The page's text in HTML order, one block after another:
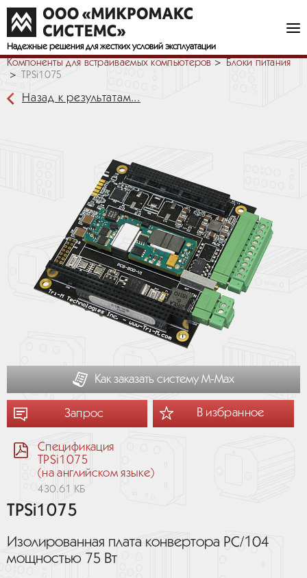
Надежные решения для жестких условий эксплуатации
Компоненты для встраиваемых компьютеров
Блоки питания
TPSi1075
Назад к результатам...
Как заказать систему М-Мах
Запрос В избранное
Спецификация
TPSi1075
(на английском языке)
430.61 КБ
TPSi1075
Изолированная плата конвертора PC/104
мощностью 75 Вт